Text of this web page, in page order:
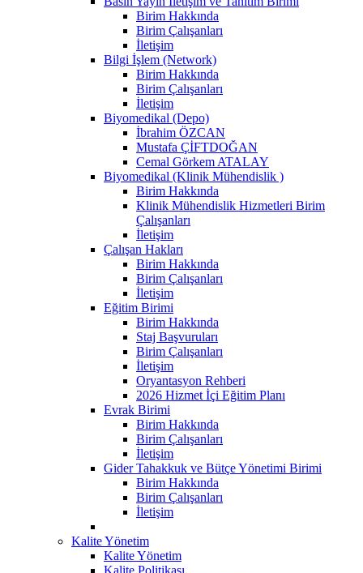
Birim Hakkında
Birim Çalışanları
İletişim
Bilgi İşlem (Network)
Birim Hakkında
Birim Çalışanları
İletişim
Biyomedikal (Depo)
İbrahim ÖZCAN
Mustafa ÇİFTDOĞAN
Cemal Görkem ATALAY
Biyomedikal (Klinik Mühendislik )
Birim Hakkında
Klinik Mühendislik Hizmetleri Birim
Çalışanları
İletişim
Çalışan Hakları
Birim Hakkında
Birim Çalışanları
İletişim
Eğitim Birimi
Birim Hakkında
Staj Başvuruları
Birim Çalışanları
İletişim
Oryantasyon Rehberi
2026 Hizmet İçi Eğitim Planı
Evrak Birimi
Birim Hakkında
Birim Çalışanları
İletişim
Gider Tahakkuk ve Bütçe Yönetimi Birimi
Birim Hakkında
Birim Çalışanları
İletişim
Kalite Yönetim
Kalite Yönetim
Kalite Politikası